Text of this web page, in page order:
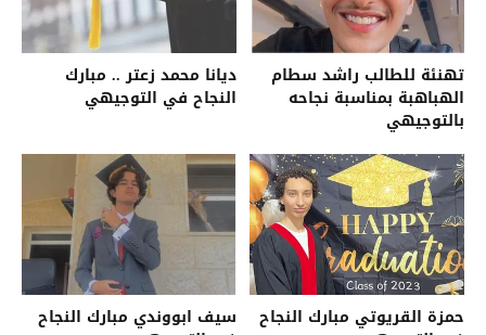
تهنئة للطالب راشد سطام
الهباهبة بمناسبة نجاحه
بالتوجيهي
ديانا محمد زعتر .. مبارك
النجاح في التوجيهي
حمزة القريوتي مبارك النجاح سيف ابووندي مبارك النجاح